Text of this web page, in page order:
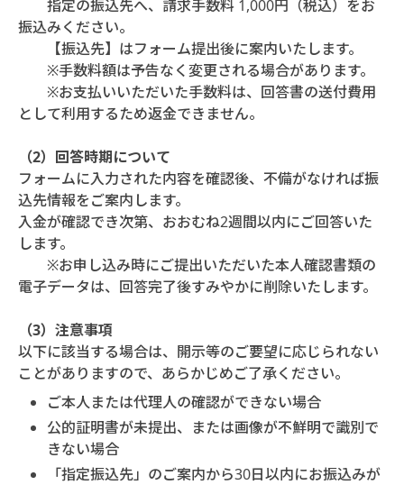
指定の振込先へ、請求手数料 1,000円（税込）をお
振込みください。
【振込先】はフォーム提出後に案内いたします。
※手数料額は予告なく変更される場合があります。
※お支払いいただいた手数料は、回答書の送付費用
として利用するため返金できません。
（2）回答時期について
フォームに入力された内容を確認後、不備がなければ振
込先情報をご案内します。
入金が確認でき次第、おおむね2週間以内にご回答いた
します。
※お申し込み時にご提出いただいた本人確認書類の
電子データは、回答完了後すみやかに削除いたします。
（3）注意事項
以下に該当する場合は、開示等のご要望に応じられない
ことがありますので、あらかじめご了承ください。
ご本人または代理人の確認ができない場合
公的証明書が未提出、または画像が不鮮明で識別で
きない場合
「指定振込先」のご案内から30日以内にお振込みが